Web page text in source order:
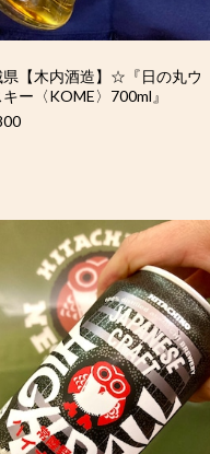
県【木内酒造】☆『日の丸ウ
ー〈KOME〉700ml』